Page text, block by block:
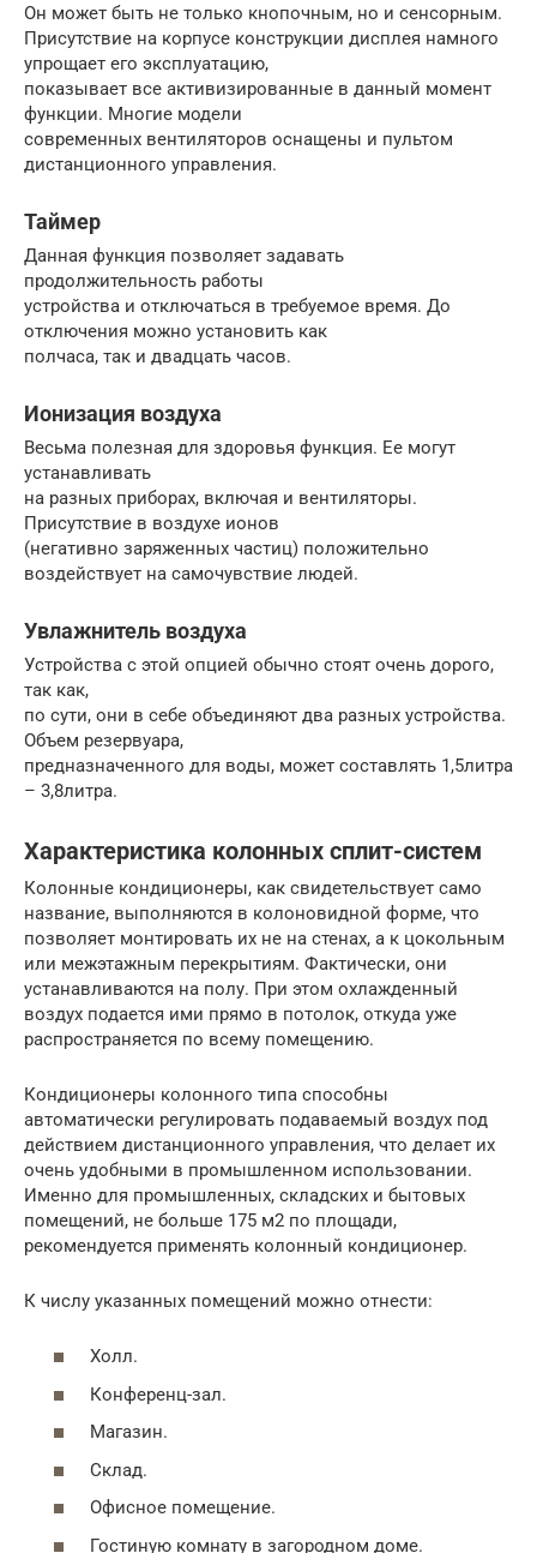
Он может быть не только кнопочным, но и сенсорным.
Присутствие на корпусе конструкции дисплея намного
упрощает его эксплуатацию,
показывает все активизированные в данный момент
функции. Многие модели
современных вентиляторов оснащены и пультом
дистанционного управления.
Таймер
Данная функция позволяет задавать
продолжительность работы
устройства и отключаться в требуемое время. До
отключения можно установить как
полчаса, так и двадцать часов.
Ионизация воздуха
Весьма полезная для здоровья функция. Ее могут
устанавливать
на разных приборах, включая и вентиляторы.
Присутствие в воздухе ионов
(негативно заряженных частиц) положительно
воздействует на самочувствие людей.
Увлажнитель воздуха
Устройства с этой опцией обычно стоят очень дорого,
так как,
по сути, они в себе объединяют два разных устройства.
Объем резервуара,
предназначенного для воды, может составлять 1,5литра
– 3,8литра.
Характеристика колонных сплит-систем
Колонные кондиционеры, как свидетельствует само
название, выполняются в колоновидной форме, что
позволяет монтировать их не на стенах, а к цокольным
или межэтажным перекрытиям. Фактически, они
устанавливаются на полу. При этом охлажденный
воздух подается ими прямо в потолок, откуда уже
распространяется по всему помещению.
Кондиционеры колонного типа способны
автоматически регулировать подаваемый воздух под
действием дистанционного управления, что делает их
очень удобными в промышленном использовании.
Именно для промышленных, складских и бытовых
помещений, не больше 175 м2 по площади,
рекомендуется применять колонный кондиционер.
К числу указанных помещений можно отнести:
Холл.
Конференц-зал.
Магазин.
Склад.
Офисное помещение.
Гостиную комнату в загородном доме.